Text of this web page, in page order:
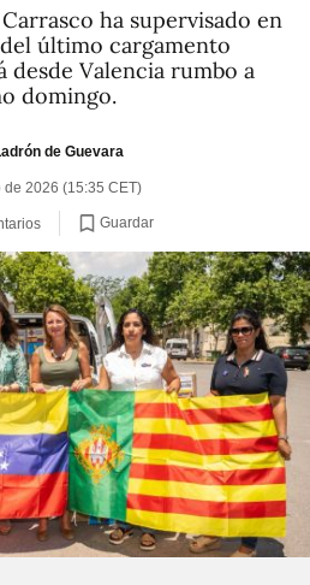
ha supervisado en
último cargamento
Valencia rumbo a
domingo.
de Guevara
de 2026 (15:35 CET)
Guardar